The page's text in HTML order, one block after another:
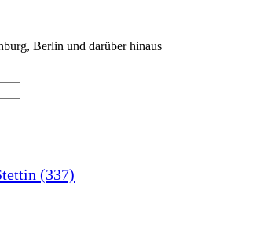
Berlin und darüber hinaus
(337)